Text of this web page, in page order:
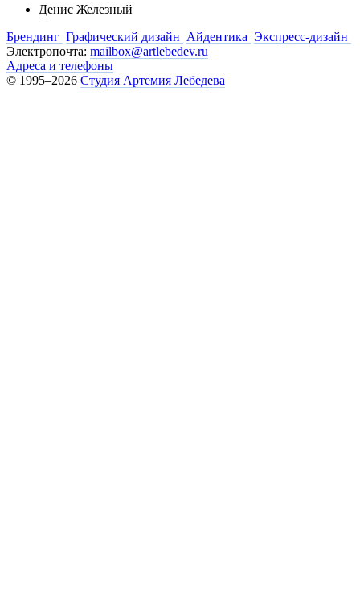
Денис Железный
Брендинг Графический дизайн Айдентика Экспресс-дизайн
Электропочта: mailbox@artlebedev.ru
Адреса и телефоны
© 1995–2026 Студия Артемия Лебедева